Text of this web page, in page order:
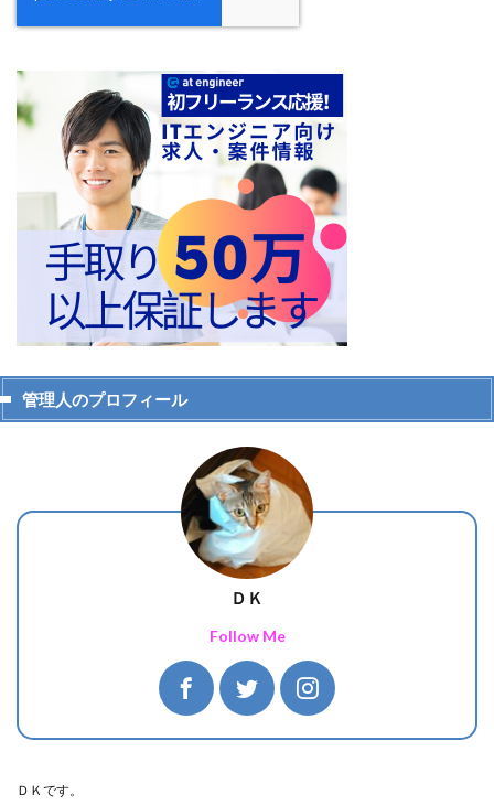
管理人のプロフィール
ＤＫ
Follow Me
ＤＫです。